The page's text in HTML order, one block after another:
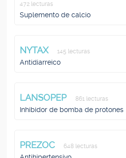
472 lecturas
Suplemento de calcio
NYTAX 145 lecturas
Antidiarreico
LANSOPEP 861 lecturas
Inhibidor de bomba de protones
PREZOC 648 lecturas